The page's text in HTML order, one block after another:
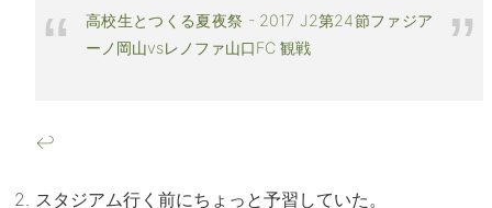
高校生とつくる夏夜祭 - 2017 J2第24節ファジア
ーノ岡山vsレノファ山口FC 観戦
↩
スタジアム行く前にちょっと予習していた。